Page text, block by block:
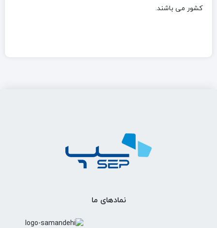
کشور می باشند.
نمادهای ما